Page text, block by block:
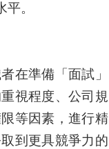
。
在準備「面試」
視程度、公司規
等因素，進行精
到更具競爭力的